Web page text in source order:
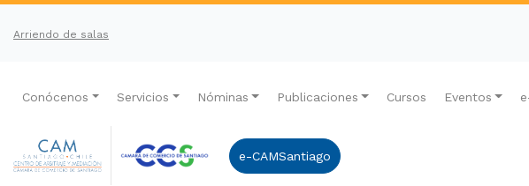
Arriendo de salas
Conócenos Servicios Nóminas Publicaciones Cursos Eventos
e-CAMSantiago